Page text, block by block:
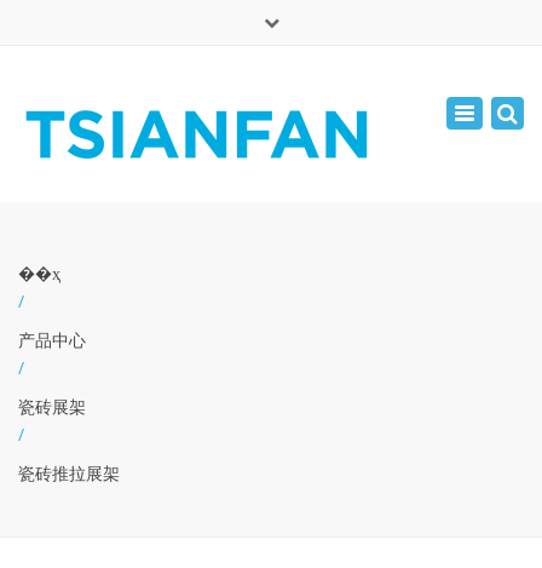
周一 - 周六: 7:00 - 17:00
Toggle
��ҳ
/
产品中心
/
瓷砖展架
/
瓷砖推拉展架